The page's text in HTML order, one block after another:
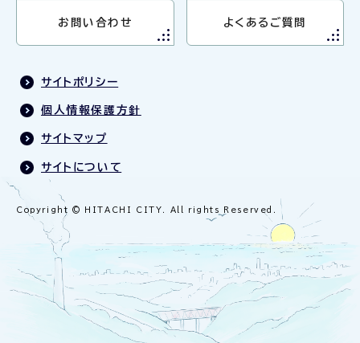
お問い合わせ よくあるご質問
サイトポリシー
個人情報保護方針
サイトマップ
サイトについて
Copyright © HITACHI CITY. All rights Reserved.